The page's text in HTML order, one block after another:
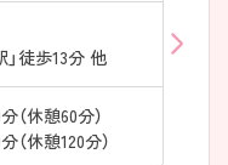
」徒歩13分 他
（休憩60分）
（休憩120分）